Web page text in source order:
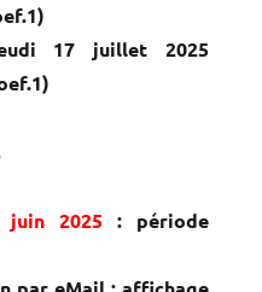
17 juillet 2025
2025 : période